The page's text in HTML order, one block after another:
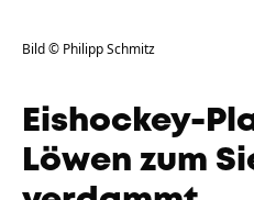
Bild © Philipp Schmitz
Eishockey-
Löwen zum